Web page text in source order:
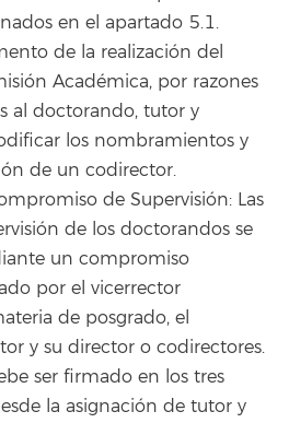
en el apartado 5.1.
de la realización del
Académica, por razones
al doctorando, tutor y
los nombramientos y
de un codirector.
de Supervisión: Las
de los doctorandos se
un compromiso
por el vicerrector
de posgrado, el
y su director o codirectores.
ser firmado en los tres
la asignación de tutor y